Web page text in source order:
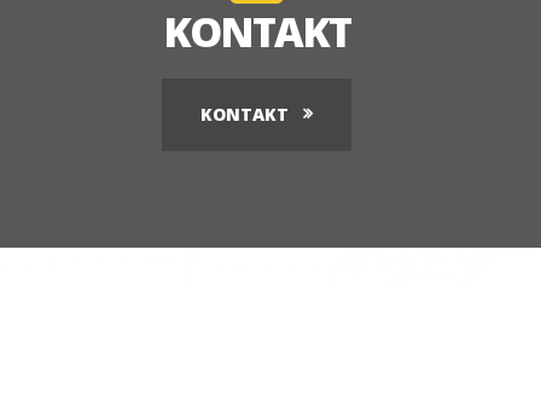
KONTAKT
KONTAKT